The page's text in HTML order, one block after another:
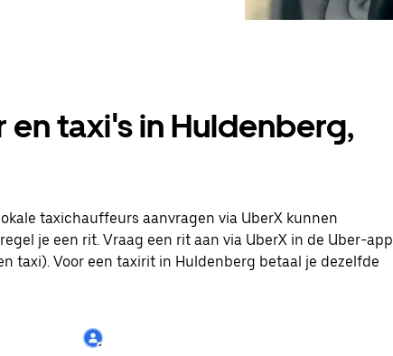
en taxi's in Huldenberg,
taxichauffeurs aanvragen via UberX kunnen
je een rit. Vraag een rit aan via UberX in de Uber-app
taxi). Voor een taxirit in Huldenberg betaal je dezelfde